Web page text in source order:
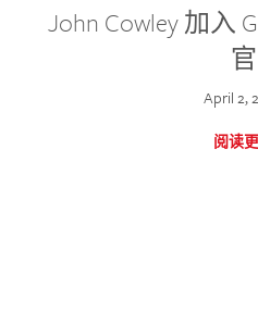
John Cowley 加入
官
April 2,
阅读